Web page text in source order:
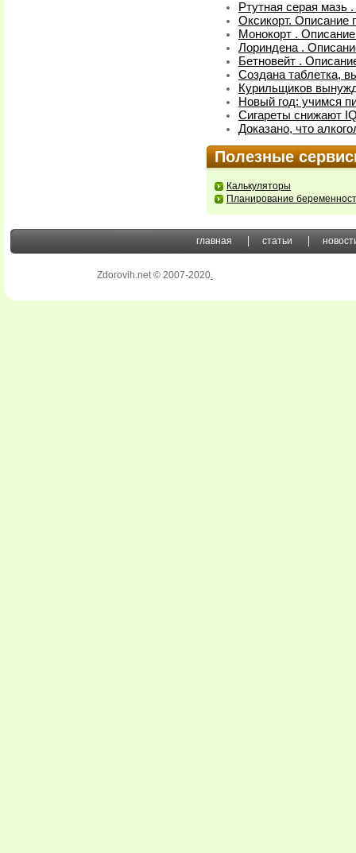
Ртутная серая мазь
Оксикорт. Описание
Монокорт .
Лориндена .
Бетновейт .
Создана таблетка,
Курильщиков
Новый год: учимся
Сигареты снижают
Доказано, что
Полезные
Калькуляторы
Планирование
главная статьи
Zdorovih.net © 2007-2020